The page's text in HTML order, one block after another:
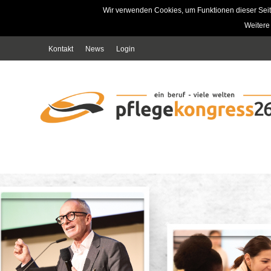
Wir verwenden Cookies, um Funktionen dieser
Kontakt News Login